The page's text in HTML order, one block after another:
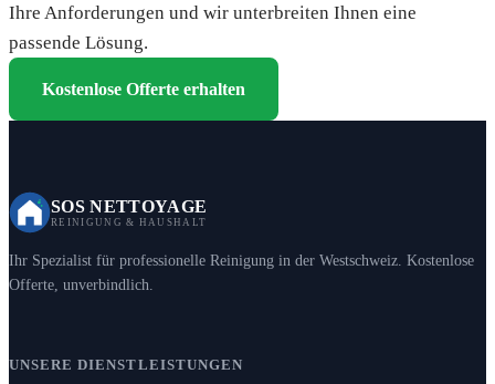
Ihre Anforderungen und wir unterbreiten Ihnen eine
passende Lösung.
Kostenlose Offerte erhalten
SOS NETTOYAGE
REINIGUNG & HAUSHALT
Ihr Spezialist für professionelle Reinigung in der Westschweiz. Kostenlose
Offerte, unverbindlich.
UNSERE DIENSTLEISTUNGEN